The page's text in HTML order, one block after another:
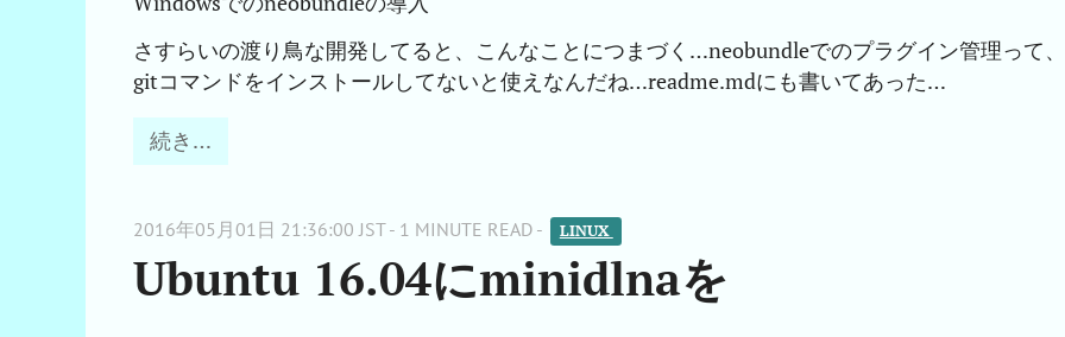
さすらいの渡り鳥な開発してると、こんなことにつまづく…neobundleでのプラグイン管理って、
gitコマンドをインストールしてないと使えなんだね…readme.mdにも書いてあった…
続き…
2016年05月01日 21:36:00 JST - 1 MINUTE READ - LINUX
Ubuntu 16.04にminidlnaを